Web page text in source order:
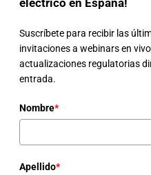
Suscríbete para recibir las
invitaciones a webinars en
actualizaciones regulatorias
entrada.
Nombre*
Apellido*